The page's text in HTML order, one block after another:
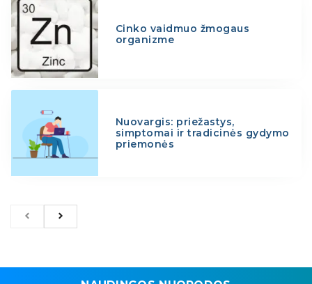
Cinko vaidmuo žmogaus
organizme
Nuovargis: priežastys,
simptomai ir tradicinės gydymo
priemonės